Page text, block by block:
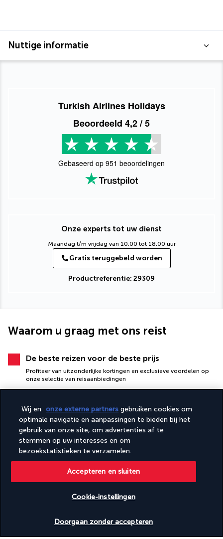
Nuttige informatie
Turkish Airlines Holidays
Beoordeeld 4,2/ 5
Gebaseerd op 951 beoordelingen
Onze experts tot uw dienst
Maandag t/m vrijdag van 10.00 tot 18.00 uur
Gratis teruggebeld worden
Productreferentie: 29309
Waarom u graag met ons reist
De beste reizen voor de beste prijs
Profiteer van uitzonderlijke kortingen en exclusieve voordelen op
onze selectie van reisaanbiedingen
BEVEILIGDE BETALING
Wij en onze externe partners gebruiken cookies om
optimale navigatie en aanpassingen te bieden bij het
gebruik van onze site, om advertenties af te
stemmen op uw interesses en om
bezoekstatistieken te verzamelen.
Cookie-instellingen
Doorgaan zonder accepteren
Accepteren en sluiten